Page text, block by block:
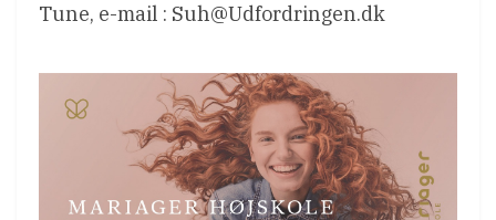
Tune, e-mail : Suh@Udfordringen.dk